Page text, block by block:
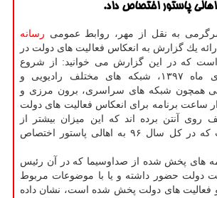
به نقل از مهر، روابط عمومی رسانه
یك گزارش به انعكاس فعالیت های دولت در
است كه در این گزارش می خوانید: از شروع
فروردین تا آخر دی ماه ۱۳۹۷، شبكه های مختلف رادیویی و
همچون شبكه های سراسری، برون مرزی و
حدود ۱۱ هزار ساعت برنامه برای انعكاس فعالیت های دولت
آنتن برده اند كه این میزان بیشتر از
دوبرابر زمانی است كه در كل سال ۹۶ به اهالی پاستور اختصاص
های پخش شده از صداوسیما كه در آن رئیس
دولت حضور داشته و یا با موضوعات مربوط
فعالیت های دولت پخش شده است، نشان داده